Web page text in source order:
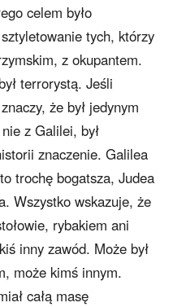
celem było
tych, którzy
z okupantem.
terrorystą. Jeśli
że był jedynym
z Galilei, był
znaczenie. Galilea
trochę bogatsza, Judea
Wszystko wskazuje, że
rybakiem ani
inny zawód. Może był
może kimś innym.
całą masę